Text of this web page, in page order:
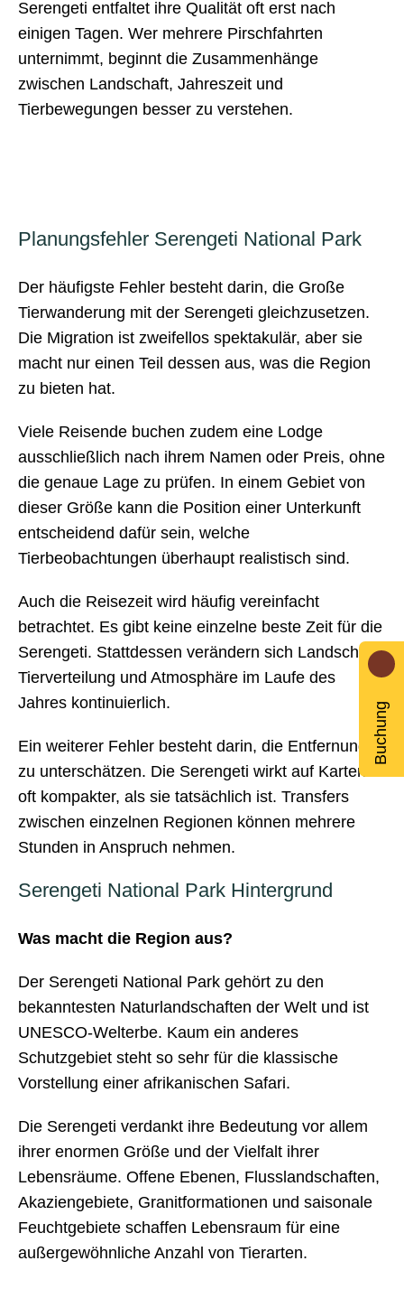
Serengeti entfaltet ihre Qualität oft erst nach
einigen Tagen. Wer mehrere Pirschfahrten
unternimmt, beginnt die Zusammenhänge
zwischen Landschaft, Jahreszeit und
Tierbewegungen besser zu verstehen.
Planungsfehler Serengeti National Park
Der häufigste Fehler besteht darin, die Große
Tierwanderung mit der Serengeti gleichzusetzen.
Die Migration ist zweifellos spektakulär, aber sie
macht nur einen Teil dessen aus, was die Region
zu bieten hat.
Viele Reisende buchen zudem eine Lodge
ausschließlich nach ihrem Namen oder Preis, ohne
die genaue Lage zu prüfen. In einem Gebiet von
dieser Größe kann die Position einer Unterkunft
entscheidend dafür sein, welche
Tierbeobachtungen überhaupt realistisch sind.
Auch die Reisezeit wird häufig vereinfacht
betrachtet. Es gibt keine einzelne beste Zeit für die
Serengeti. Stattdessen verändern sich Landschaft,
Tierverteilung und Atmosphäre im Laufe des
Jahres kontinuierlich.
Ein weiterer Fehler besteht darin, die Entfernungen
zu unterschätzen. Die Serengeti wirkt auf Karten
oft kompakter, als sie tatsächlich ist. Transfers
zwischen einzelnen Regionen können mehrere
Stunden in Anspruch nehmen.
Serengeti National Park Hintergrund
Was macht die Region aus?
Der Serengeti National Park gehört zu den
bekanntesten Naturlandschaften der Welt und ist
UNESCO-Welterbe. Kaum ein anderes
Schutzgebiet steht so sehr für die klassische
Vorstellung einer afrikanischen Safari.
Die Serengeti verdankt ihre Bedeutung vor allem
ihrer enormen Größe und der Vielfalt ihrer
Lebensräume. Offene Ebenen, Flusslandschaften,
Akaziengebiete, Granitformationen und saisonale
Feuchtgebiete schaffen Lebensraum für eine
außergewöhnliche Anzahl von Tierarten.
Buchung